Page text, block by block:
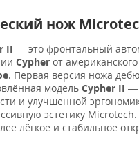
нож
II — это фронтальный
Cypher от
. Первая версия ножа
модель Cypher II —
и улучшенной
эстетику
лёгкое и стабильное